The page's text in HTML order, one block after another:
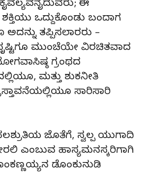
ಈ
ಒದ್ದುಕೊಂಡು ಬಂದಾಗ
ತಪ್ಪಿಸಲಾರರು –
ಮುಂಚೆಯೇ ವಿರಚಿತವಾದ
ಗ್ರಂಥದ
ಮತ್ತು ಶುಕನೀತಿ
ಸಾರಿಸಾರಿ
ಜೊತೆಗೆ, ಸ್ವಲ್ಪ ಯುಗಾದಿ
ಎಂಬುವ ಹಾಸ್ಯಮನಸ್ಕರಿಗಾಗಿ
ಡೊಂಕುನುಡಿ